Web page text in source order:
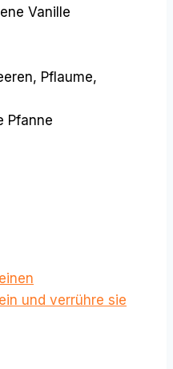
Vanille
Pflaume,
Pfanne
und verrühre sie